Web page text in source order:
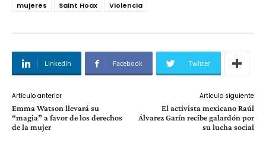
mujeres
Saint Hoax Violencia
Linkedin Facebook Twitter
Artículo anterior
Emma Watson llevará su
“magia” a favor de los derechos
de la mujer
Artículo siguiente
El activista mexicano Raúl
Álvarez Garín recibe galardón por
su lucha social